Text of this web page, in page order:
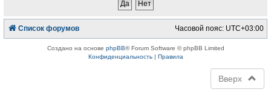
Список форумов Часовой пояс: UTC+03:00
Создано на основе phpBB® Forum Software © phpBB Limited
Конфиденциальность| Правила
Вверх